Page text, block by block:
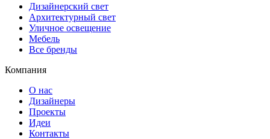
Дизайнерский свет
Архитектурный свет
Уличное освещение
Мебель
Все бренды
Компания
О нас
Дизайнеры
Проекты
Идеи
Контакты